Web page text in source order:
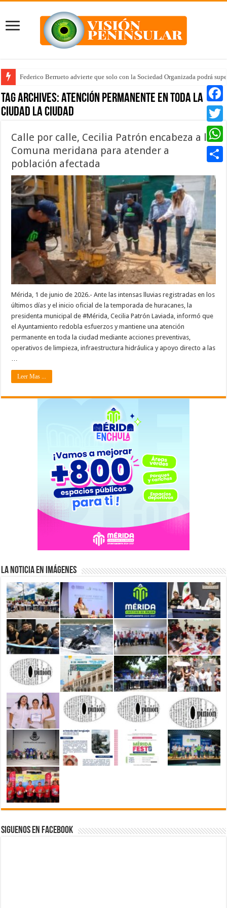
Federico Berrueto advierte que solo con la Sociedad Organizada podrá
Tag Archives:atención permanente en toda la
ciudad la ciudad
Calle por calle, Cecilia Patrón encabeza a la
Comuna meridana para atender a
población afectada
Mérida, 1 de junio de 2026.- Ante las intensas lluvias registradas en los
últimos días y el inicio oficial de la temporada de huracanes, la
presidenta municipal de #Mérida, Cecilia Patrón Laviada, informó que
el Ayuntamiento redobla esfuerzos y mantiene una atención
permanente en toda la ciudad mediante acciones preventivas,
operativos de limpieza, infraestructura hidráulica y apoyo directo a las
Leer Mas ...
La Noticia en Imágenes
Siguenos en Facebook
Twitter